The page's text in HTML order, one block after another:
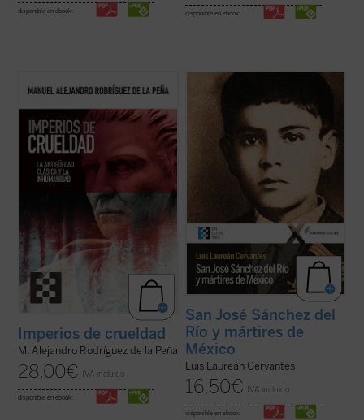
disponible en ebook: disponible en ebook:
Este ensayo constituye un recorrido
exhaustivo, apasionante y desgarrador por
clásica para exponer la crueldad
estructural de esa época, y así establecer
vínculos entre esta y las políticas de ...
(ver
ficha)
Imperios de crueldad
M. Alejandro Rodríguez de la Peña
28,00€ IVA incluido
disponible en ebook:
¿Qué pasó para que muchos católicos se
guerra de los cristeros? El autor de este
libro, natural del pueblo del joven mártir, no
sólo responde a estas preguntas con
documentos, sino que logra ... (ver ficha)
San José Sánchez del
Río y mártires de
México
Luis Laureán Cervantes
16,50€ IVA incluido
disponible en ebook: